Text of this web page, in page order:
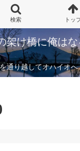
架け橋に俺は
通り越してオハイオ